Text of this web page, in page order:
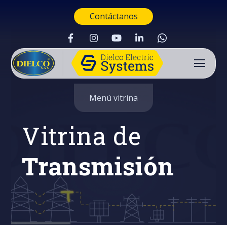
Contáctanos
Buscar
Menú vitrina
Vitrina de
Transmisión